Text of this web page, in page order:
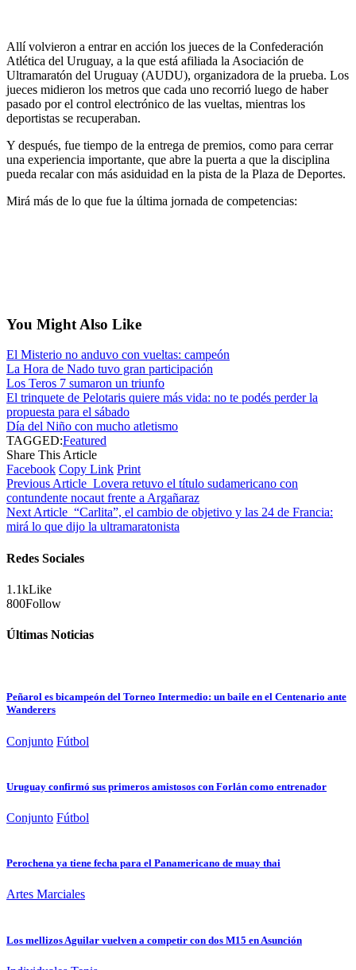
Allí volvieron a entrar en acción los jueces de la Confederación
Atlética del Uruguay, a la que está afiliada la Asociación de
Ultramaratón del Uruguay (AUDU), organizadora de la prueba. Los
jueces midieron los metros que cada uno recorrió luego de haber
pasado por el control electrónico de las vueltas, mientras los
deportistas se recuperaban.
Y después, fue tiempo de la entrega de premios, como para cerrar
una experiencia importante, que abre la puerta a que la disciplina
pueda recalar con más asiduidad en la pista de la Plaza de Deportes.
Mirá más de lo que fue la última jornada de competencias:
You Might Also Like
El Misterio no anduvo con vueltas: campeón
La Hora de Nado tuvo gran participación
Los Teros 7 sumaron un triunfo
El trinquete de Pelotaris quiere más vida: no te podés perder la
propuesta para el sábado
Día del Niño con mucho atletismo
TAGGED:Featured
Share This Article
Facebook Copy Link Print
Previous Article Lovera retuvo el título sudamericano con
contundente nocaut frente a Argañaraz
Next Article “Carlita”, el cambio de objetivo y las 24 de Francia:
mirá lo que dijo la ultramaratonista
Redes Sociales
1.1kLike
800Follow
Últimas Noticias
Peñarol es bicampeón del Torneo Intermedio: un baile en el Centenario ante
Wanderers
Conjunto Fútbol
Uruguay confirmó sus primeros amistosos con Forlán como entrenador
Conjunto Fútbol
Perochena ya tiene fecha para el Panamericano de muay thai
Artes Marciales
Los mellizos Aguilar vuelven a competir con dos M15 en Asunción